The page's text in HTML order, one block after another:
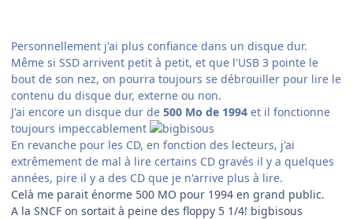
Personnellement j'ai plus confiance dans un disque dur.
Même si SSD arrivent petit à petit, et que l'USB 3 pointe le
bout de son nez, on pourra toujours se débrouiller pour lire le
contenu du disque dur, externe ou non.
J'ai encore un disque dur de 500 Mo de 1994 et il fonctionne
toujours impeccablement
En revanche pour les CD, en fonction des lecteurs, j'ai
extrêmement de mal à lire certains CD gravés il y a quelques
années, pire il y a des CD que je n'arrive plus à lire.
Celà me parait énorme 500 MO pour 1994 en grand public.
A la SNCF on sortait à peine des floppy 5 1/4! bigbisous